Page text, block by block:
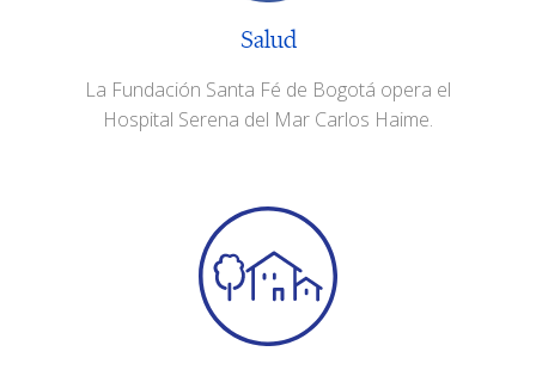
Salud
La Fundación Santa Fé de Bogotá opera el
Hospital Serena del Mar Carlos Haime.